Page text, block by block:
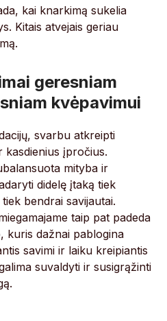
kai knarkimą sukelia
Kitais atvejais geriau
geresniam
kvėpavimui
svarbu atkreipti
kasdienius įpročius.
mityba ir
didelę įtaką tiek
bendrai savijautai.
taip pat padeda
kuris dažnai pablogina
savimi ir laiku kreipiantis
suvaldyti ir susigrąžinti